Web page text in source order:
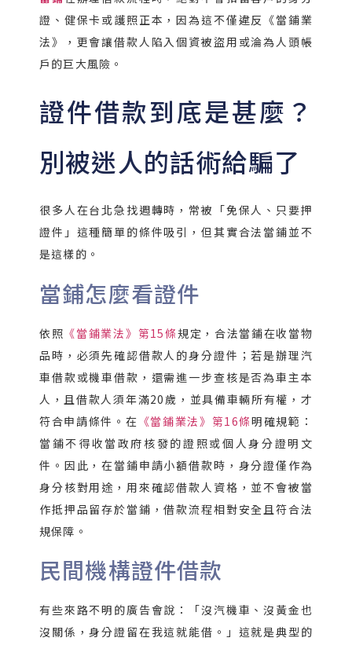
證、健保卡或護照正本，因為這不僅違反《當鋪業
法》，更會讓借款人陷入個資被盜用或淪為人頭帳
戶的巨大風險。
證件借款到底是甚麼？
別被迷人的話術給騙了
很多人在台北急找週轉時，常被「免保人、只要押
證件」這種簡單的條件吸引，但其實合法當鋪並不
是這樣的。
當鋪怎麼看證件
依照 《當鋪業法》第15條規定，合法當鋪在收當物
品時，必須先確認借款人的身分證件；若是辦理汽
車借款或機車借款，還需進一步查核是否為車主本
人，且借款人須年滿20歲，並具備車輛所有權，才
符合申請條件。在 《當鋪業法》第16條明確規範：
當鋪不得收當政府核發的證照或個人身分證明文
件。因此，在當鋪申請小額借款時，身分證僅作為
身分核對用途，用來確認借款人資格，並不會被當
作抵押品留存於當鋪，借款流程相對安全且符合法
規保障。
民間機構證件借款
有些來路不明的廣告會說：「沒汽機車、沒黃金也
沒關係，身分證留在我這就能借。」這就是典型的